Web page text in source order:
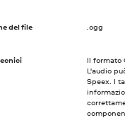
del file .ogg
Il formato
L'audio
Speex. I